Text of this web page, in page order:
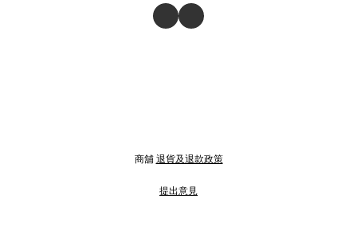
商舖 退貨及退款政策
提出意見